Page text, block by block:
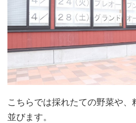
こちらでは採れたての野菜や
並びます。